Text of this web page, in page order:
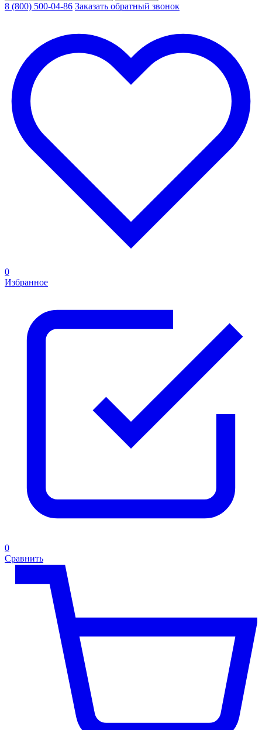
8 (800) 500-04-86 Заказать обратный звонок
0
Избранное
0
Сравнить